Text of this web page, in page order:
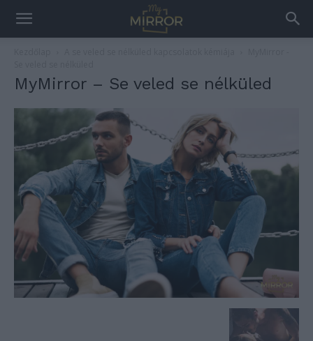
MyMirror – Se veled se nélküled